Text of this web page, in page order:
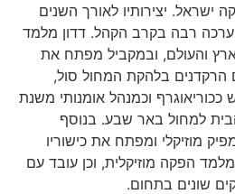
יצירותיו לאורך השנים
רבה בקרב הקהל. דדון מלמד
והעולם, ובמקביל מפתח את
בלהקת המחול סול,
וכמנהל אומנותי משנת
למחול באר שבע. בנוסף
מוזיקלי ומפתח את כישוריו
הפקה מוזיקלית, וכן עובד עם
שונים בתחום.